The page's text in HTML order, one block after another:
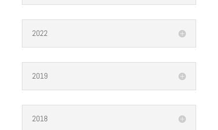
2022
2019
2018